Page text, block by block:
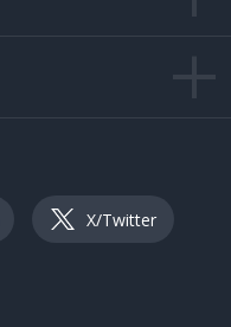
X/Twitter